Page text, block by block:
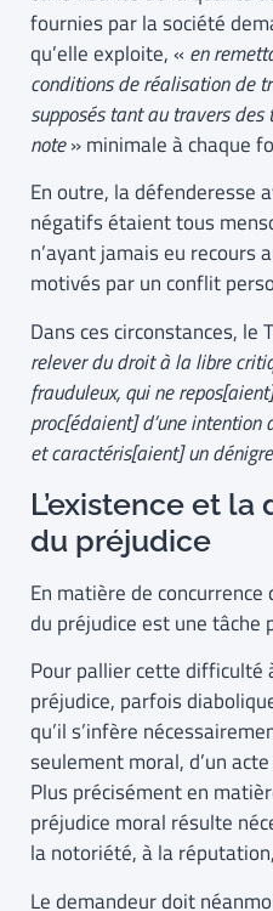
fournies par la société
qu’elle exploite, « en
conditions de réalisation de
supposés tant au travers
note» minimale à chaque
En outre, la défenderesse
négatifs étaient tous
n’ayant jamais eu recours
motivés par un conflit
Dans ces circonstances, le
relever du droit à la libre
frauduleux, qui ne
proc[édaient] d’une
et caractéris[aient] un
L’existence et
du préjudice
En matière de
du préjudice est une
Pour pallier cette difficulté
préjudice, parfois
qu’il s’infère
seulement moral, d’un
Plus précisément en
préjudice moral résulte
la notoriété, à la
Le demandeur doit